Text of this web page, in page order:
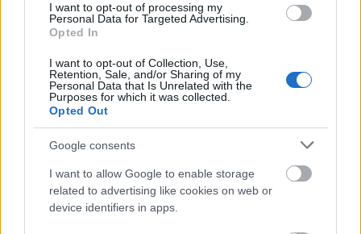
I want to opt-out of processing my
Personal Data for Targeted Advertising.
Opted In
I want to opt-out of Collection, Use,
Retention, Sale, and/or Sharing of my
Personal Data that Is Unrelated with the
Purposes for which it was collected.
Opted Out
Google consents
I want to allow Google to enable storage
related to advertising like cookies on web or
device identifiers in apps.
Gyermek Komárom-Esztergom megye
SZAVAKKAL FESTENI